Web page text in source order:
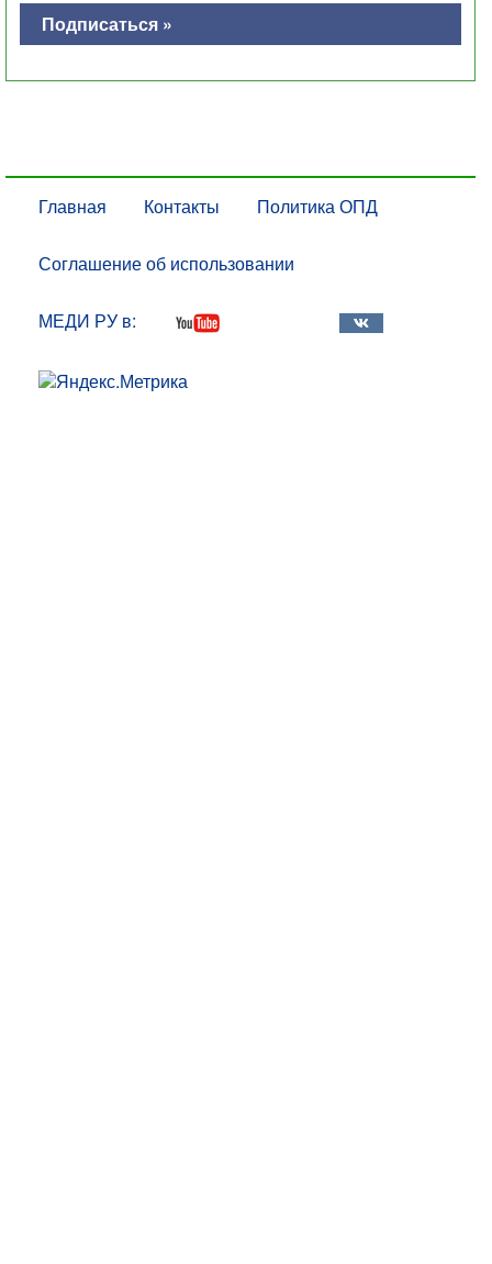
Подписаться »
Главная Контакты Политика ОПД
Соглашение об использовании
МЕДИ РУ в: